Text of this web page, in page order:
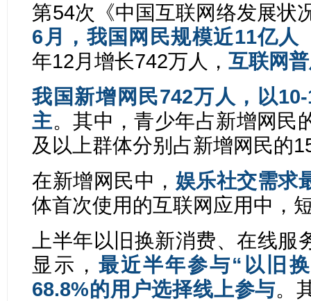
第54次《中国互联网络发展状
6月， 我国网民规模近11亿人
年12月增长742万人，互联网
我国新增网民742万人，以
主。其中，青少年占新增网民
及以上群体分别占新增网民的
在新增网民中， 娱乐社交需求
体首次使用的互联网应用中，
上半年以旧换新消费、在线
显示，最近半年参与“以旧
68.8%的用户选择线上参与。